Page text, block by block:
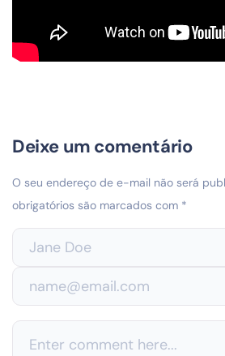
Deixe um comentário
O seu endereço de e-mail não será
obrigatórios são marcados com *